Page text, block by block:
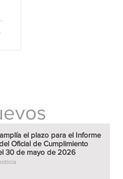
el plazo para el Informe
Oficial de Cumplimiento
30 de mayo de 2026